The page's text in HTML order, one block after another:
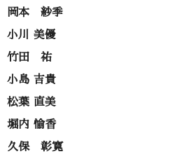
岡本 紗季
小川 美優
竹田 祐
小島 吉貴
松葉 直美
堀内 愉香
久保 彰寛